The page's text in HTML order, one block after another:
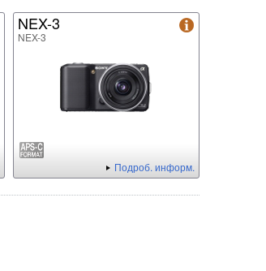
NEX-3
NEX-3
Подроб. информ.